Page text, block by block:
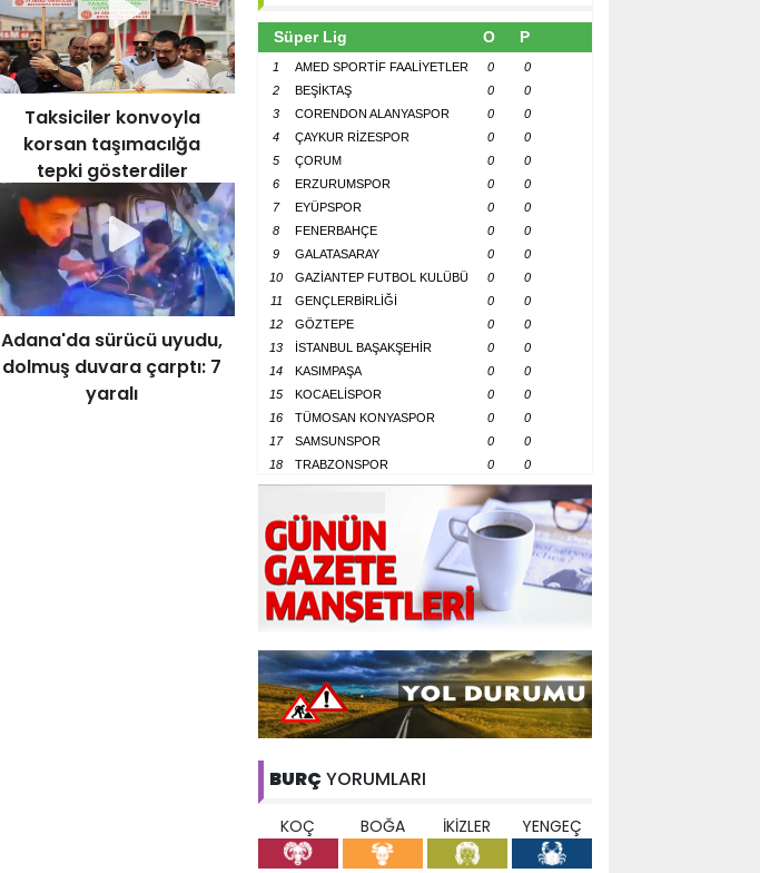
Taksiciler konvoyla
korsan taşımacılğa
tepki gösterdiler
Adana'da sürücü uyudu,
dolmuş duvara çarptı: 7
yaralı
Süper Lig O P
1 AMED SPORTİF FAALİYETLER 0
0
2
BEŞİKTAŞ 0
0
3
CORENDON ALANYASPOR 0
0
4
ÇAYKUR RİZESPOR 0
0
5
ÇORUM 0
0
6
ERZURUMSPOR 0
0
7
EYÜPSPOR 0
0
8
FENERBAHÇE 0
0
9
GALATASARAY 0
0
10
GAZİANTEP FUTBOL KULÜBÜ 0
0
11
GENÇLERBİRLİĞİ 0
0
12
GÖZTEPE 0
0
13
İSTANBUL BAŞAKŞEHİR 0
0
14
KASIMPAŞA 0
0
15
KOCAELİSPOR 0
0
16
TÜMOSAN KONYASPOR 0
0
17
SAMSUNSPOR 0
0
18
TRABZONSPOR 0 0
BURÇ YORUMLARI
KOÇ BOĞA İKİZLER YENGEÇ